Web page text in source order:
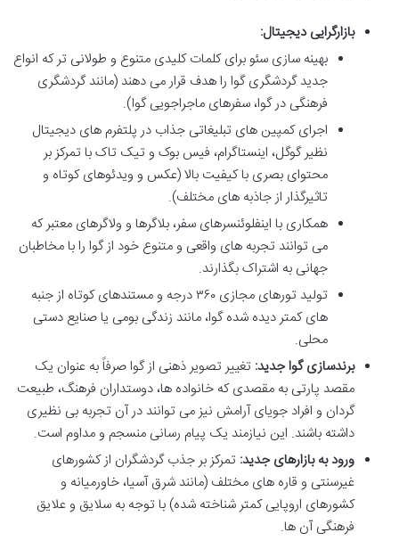
بازارگرایی دیجیتال:
بهینه سازی سئو برای کلمات کلیدی متنوع و طولانی تر که انواع
جدید گردشگری گوا را هدف قرار می دهند (مانند گردشگری
فرهنگی در گوا، سفرهای ماجراجویی گوا).
اجرای کمپین های تبلیغاتی جذاب در پلتفرم های دیجیتال
نظیر گوگل، اینستاگرام، فیس بوک و تیک تاک با تمرکز بر
محتوای بصری با کیفیت بالا (عکس و ویدئوهای کوتاه و
تاثیرگذار از جاذبه های مختلف).
همکاری با اینفلوئنسرهای سفر، بلاگرها و ولاگرهای معتبر که
می توانند تجربه های واقعی و متنوع خود از گوا را با مخاطبان
جهانی به اشتراک بگذارند.
تولید تورهای مجازی ۳۶۰ درجه و مستندهای کوتاه از جنبه
های کمتر دیده شده گوا، مانند زندگی بومی یا صنایع دستی
محلی.
برندسازی گوا جدید: تغییر تصویر ذهنی از گوا صرفاً به عنوان یک
مقصد پارتی به مقصدی که خانواده ها، دوستداران فرهنگ، طبیعت
گردان و افراد جویای آرامش نیز می توانند در آن تجربه بی نظیری
داشته باشند. این نیازمند یک پیام رسانی منسجم و مداوم است.
ورود به بازارهای جدید: تمرکز بر جذب گردشگران از کشورهای
غیرسنتی و قاره های مختلف (مانند شرق آسیا، خاورمیانه و
کشورهای اروپایی کمتر شناخته شده) با توجه به سلایق و علایق
فرهنگی آن ها.